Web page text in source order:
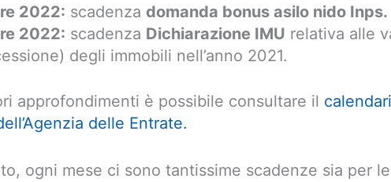
2022: scadenza domanda bonus asilo nido Inps.
2022: scadenza Dichiarazione IMU relativa alle
degli immobili nell’anno 2021.
approfondimenti è possibile consultare il
delle Entrate.
ogni mese ci sono tantissime scadenze sia per